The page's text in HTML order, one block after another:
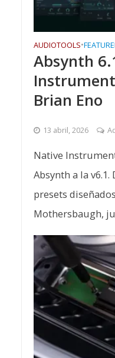
AUDIOTOOLS•
Absynth
Brian Eno
13 abril, 2026
Native
Absynth a la
presets
Mothersbaugh,